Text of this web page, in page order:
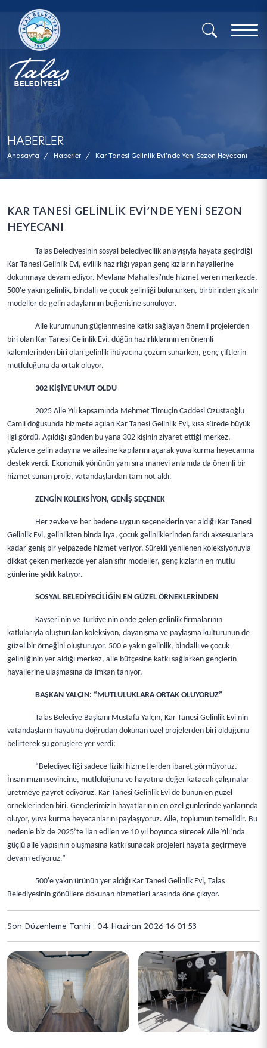
x
HABERLER
Anasayfa / Haberler / Kar Tanesi Gelinlik Evi’nde Yeni Sezon Heyecanı
KAR TANESİ GELİNLİK EVİ’NDE YENİ SEZON
HEYECANI
Talas Belediyesinin sosyal belediyecilik anlayışıyla hayata geçirdiği
Kar Tanesi Gelinlik Evi, evlilik hazırlığı yapan genç kızların hayallerine
dokunmaya devam ediyor. Mevlana Mahallesi'nde hizmet veren merkezde,
500'e yakın gelinlik, bindallı ve çocuk gelinliği bulunurken, birbirinden şık sıfır
modeller de gelin adaylarının beğenisine sunuluyor.
Aile kurumunun güçlenmesine katkı sağlayan önemli projelerden
biri olan Kar Tanesi Gelinlik Evi, düğün hazırlıklarının en önemli
kalemlerinden biri olan gelinlik ihtiyacına çözüm sunarken, genç çiftlerin
mutluluğuna da ortak oluyor.
302 KİŞİYE UMUT OLDU
2025 Aile Yılı kapsamında Mehmet Timuçin Caddesi Özustaoğlu
Camii doğusunda hizmete açılan Kar Tanesi Gelinlik Evi, kısa sürede büyük
ilgi gördü. Açıldığı günden bu yana 302 kişinin ziyaret ettiği merkez,
yüzlerce gelin adayına ve ailesine kapılarını açarak yuva kurma heyecanına
destek verdi. Ekonomik yönünün yanı sıra manevi anlamda da önemli bir
hizmet sunan proje, vatandaşlardan tam not aldı.
ZENGİN KOLEKSİYON, GENİŞ SEÇENEK
Her zevke ve her bedene uygun seçeneklerin yer aldığı Kar Tanesi
Gelinlik Evi, gelinlikten bindallıya, çocuk gelinliklerinden farklı aksesuarlara
kadar geniş bir yelpazede hizmet veriyor. Sürekli yenilenen koleksiyonuyla
dikkat çeken merkezde yer alan sıfır modeller, genç kızların en mutlu
günlerine şıklık katıyor.
SOSYAL BELEDİYECİLİĞİN EN GÜZEL ÖRNEKLERİNDEN
Kayseri'nin ve Türkiye'nin önde gelen gelinlik firmalarının
katkılarıyla oluşturulan koleksiyon, dayanışma ve paylaşma kültürünün de
güzel bir örneğini oluşturuyor. 500'e yakın gelinlik, bindallı ve çocuk
gelinliğinin yer aldığı merkez, aile bütçesine katkı sağlarken gençlerin
hayallerine ulaşmasına da imkan tanıyor.
BAŞKAN YALÇIN: “MUTLULUKLARA ORTAK OLUYORUZ”
Talas Belediye Başkanı Mustafa Yalçın, Kar Tanesi Gelinlik Evi'nin
vatandaşların hayatına doğrudan dokunan özel projelerden biri olduğunu
belirterek şu görüşlere yer verdi:
“Belediyeciliği sadece fiziki hizmetlerden ibaret görmüyoruz.
İnsanımızın sevincine, mutluluğuna ve hayatına değer katacak çalışmalar
üretmeye gayret ediyoruz. Kar Tanesi Gelinlik Evi de bunun en güzel
örneklerinden biri. Gençlerimizin hayatlarının en özel günlerinde yanlarında
oluyor, yuva kurma heyecanlarını paylaşıyoruz. Aile, toplumun temelidir. Bu
nedenle biz de 2025’te ilan edilen ve 10 yıl boyunca sürecek Aile Yılı’nda
güçlü aile yapısının oluşmasına katkı sunacak projeleri hayata geçirmeye
devam ediyoruz.”
500'e yakın ürünün yer aldığı Kar Tanesi Gelinlik Evi, Talas
Belediyesinin gönüllere dokunan hizmetleri arasında öne çıkıyor.
Son Düzenleme Tarihi : 04 Haziran 2026 16:01:53